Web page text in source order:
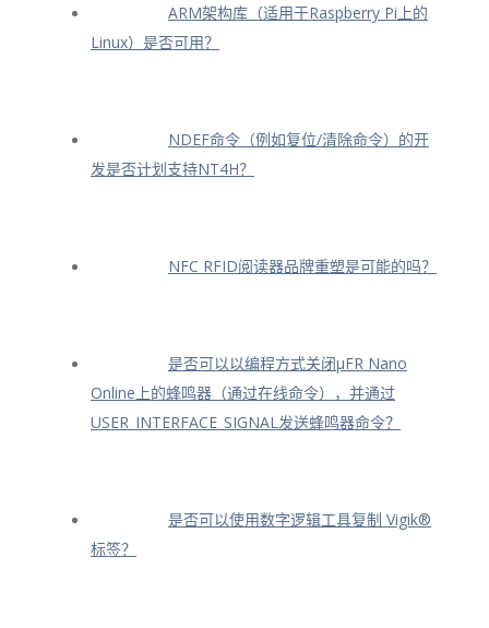
ARM架构库（适用于Raspberry Pi上的
Linux）是否可用？
NDEF命令（例如复位/清除命令）的开
发是否计划支持NT4H？
NFC RFID阅读器品牌重塑是可能的吗？
是否可以以编程方式关闭μFR Nano
Online上的蜂鸣器（通过在线命令），并通过
USER_INTERFACE_SIGNAL发送蜂鸣器命令？
是否可以使用数字逻辑工具复制 Vigik®
标签？